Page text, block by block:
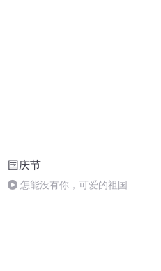
国庆节
怎能没有你，可爱的祖国